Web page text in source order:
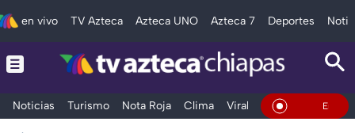
en vivo TV Azteca Azteca UNO Azteca 7 Deportes
Noticias Turismo Nota Roja Clima Viral y Tendencia En Vivo